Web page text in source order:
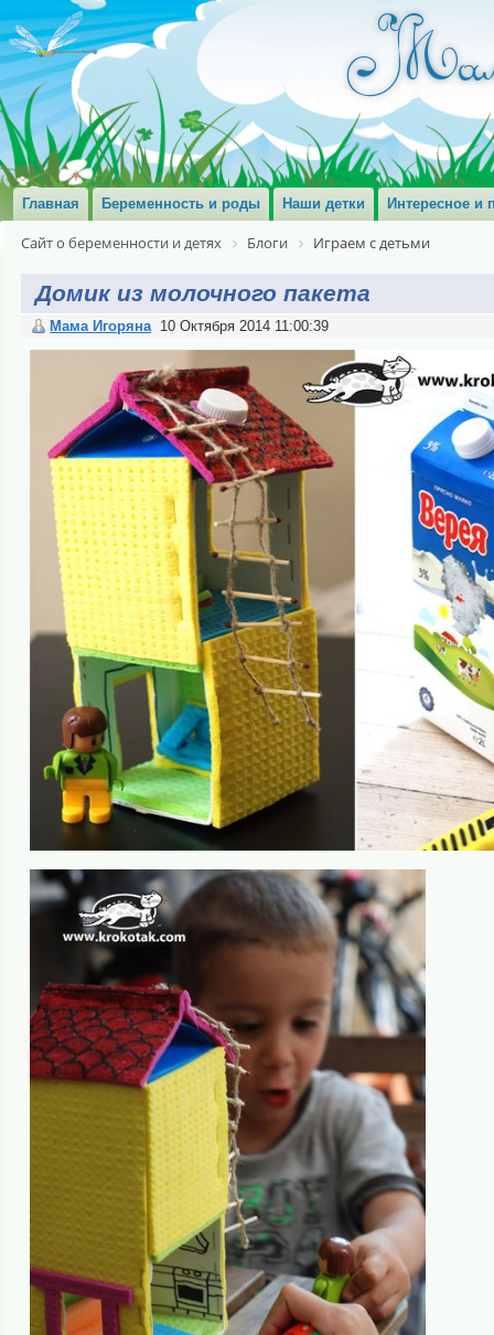
Главная Беременность и роды Наши детки Интересное и
Сайт о беременности и детях Блоги Играем с детьми
Домик из молочного пакета
Мама Игоряна 10 Октября 2014 11:00:39